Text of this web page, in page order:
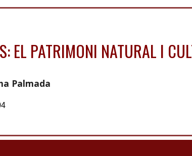
EL PATRIMONI NATURAL I
Palmada